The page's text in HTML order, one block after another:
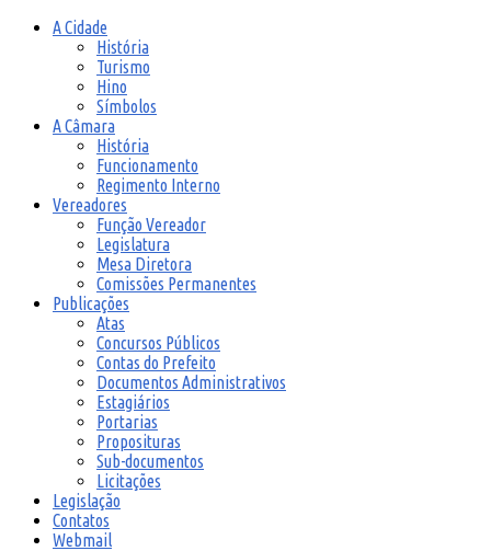
A Cidade
História
Turismo
Hino
Símbolos
A Câmara
História
Funcionamento
Regimento Interno
Vereadores
Função Vereador
Legislatura
Mesa Diretora
Comissões Permanentes
Publicações
Atas
Concursos Públicos
Contas do Prefeito
Documentos Administrativos
Estagiários
Portarias
Proposituras
Sub-documentos
Licitações
Legislação
Contatos
Webmail